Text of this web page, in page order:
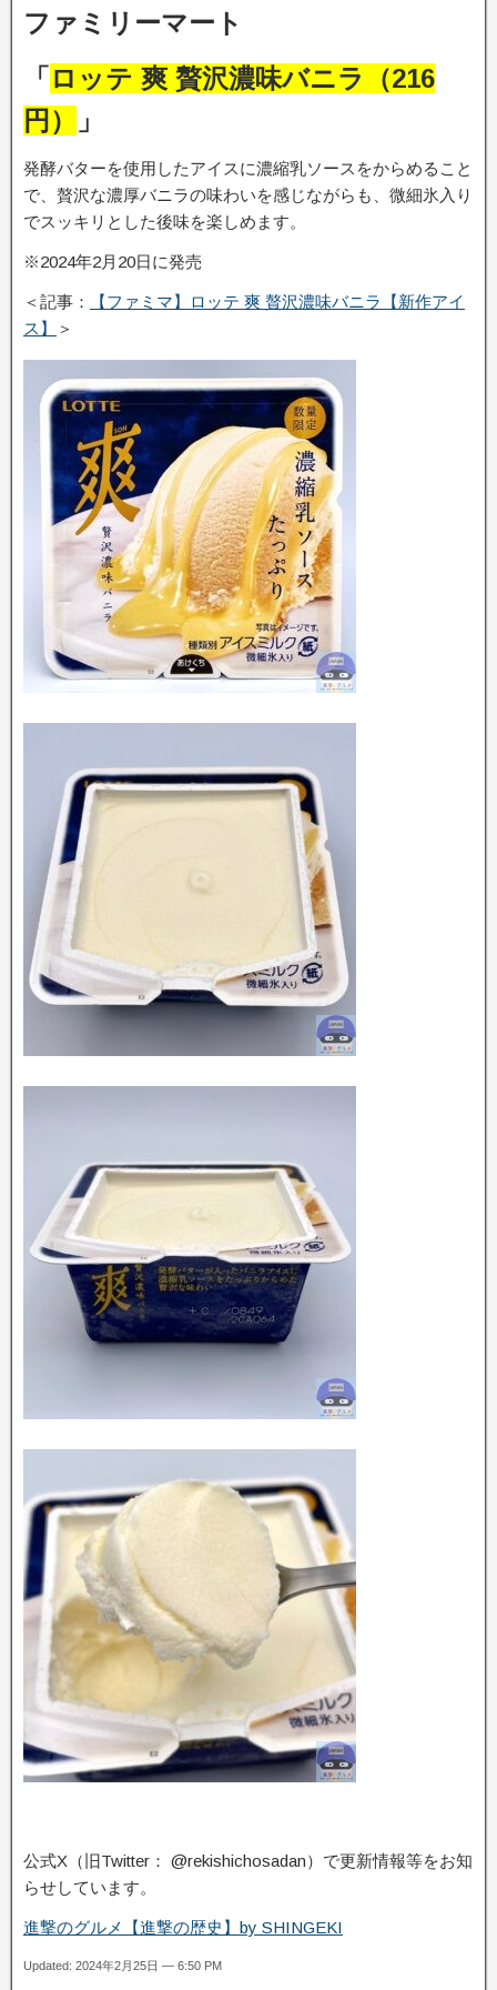
ファミリーマート
「 ロッテ 爽 贅沢濃味バニラ（216
円）
」
発酵バターを使用したアイスに濃縮乳ソースをからめること
で、贅沢な濃厚バニラの味わいを感じながらも、微細氷入り
でスッキリとした後味を楽しめます。
※2024年2月20日に発売
＜記事：
【ファミマ】ロッテ 爽 贅沢濃味バニラ【新作アイ
ス】
＞
公式X（旧Twitter： @rekishichosadan）で更新情報等をお知
らせしています。
進撃のグルメ【進撃の歴史】by SHINGEKI
Updated: 2024年2月25日 — 6:50 PM